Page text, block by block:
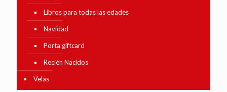
Libros para todas las edades
Navidad
Porta giftcard
Recién Nacidos
Velas